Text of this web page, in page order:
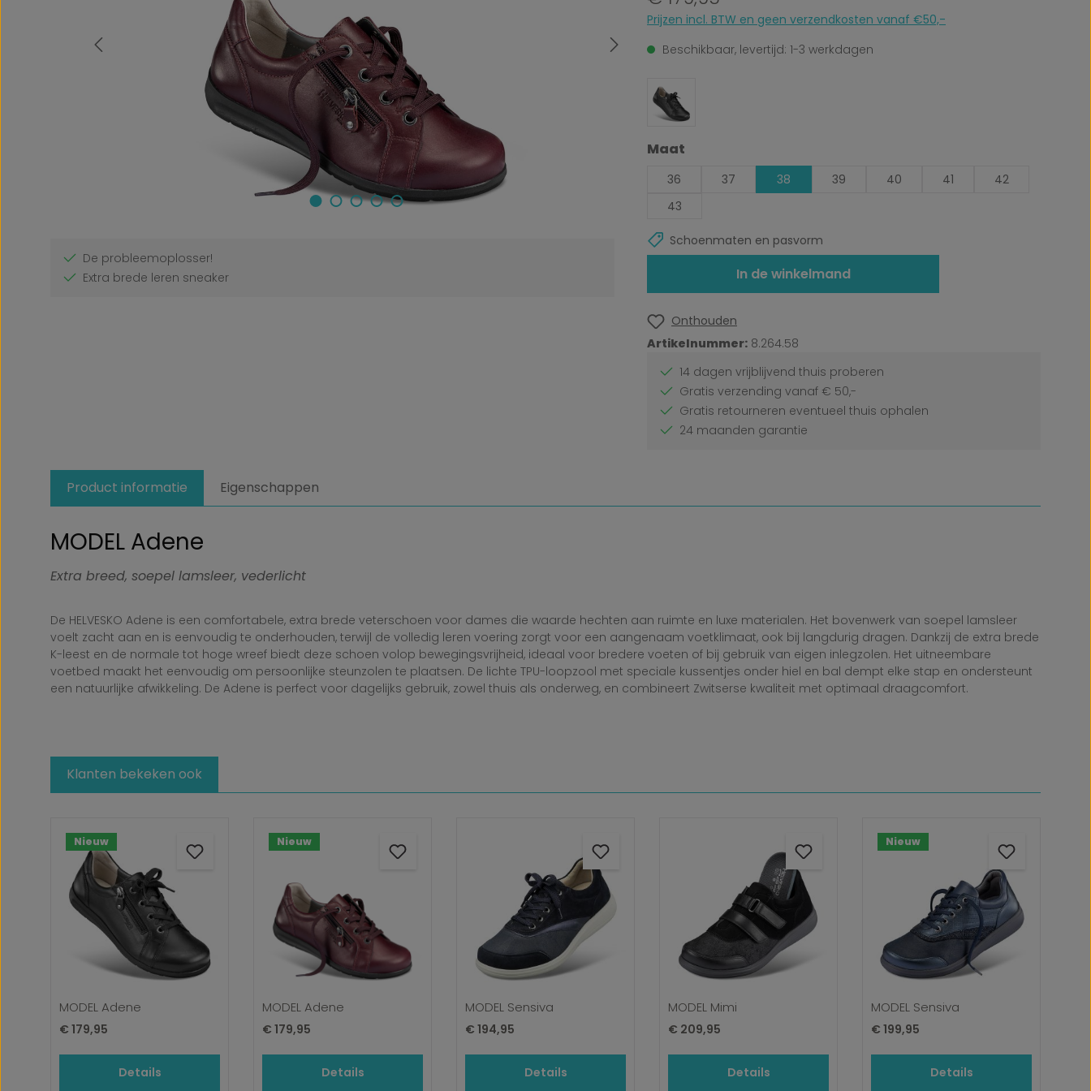
De probleemoplosser!
Extra brede leren sneaker
Prijzen incl. BTW en geen verzendkosten vanaf €50,-
Beschikbaar, levertijd: 1-3 werkdagen
Selecteer
Maat
36 37 38 39 40 41
42
43
Schoenmaten en pasvorm
In de winkelmand
Onthouden
Artikelnummer: 8.264.58
14 dagen vrijblijvend thuis proberen
Gratis verzending vanaf € 50,-
Gratis retourneren eventueel thuis ophalen
24 maanden garantie
Product informatie Eigenschappen
MODEL Adene
Extra breed, soepel lamsleer, vederlicht
De HELVESKO Adene is een comfortabele, extra brede veterschoen voor dames die waarde hechten aan ruimte en luxe materialen. Het bovenwerk van soepel lamsleer
voelt zacht aan en is eenvoudig te onderhouden, terwijl de volledig leren voering zorgt voor een aangenaam voetklimaat, ook bij langdurig dragen. Dankzij de extra brede
K-leest en de normale tot hoge wreef biedt deze schoen volop bewegingsvrijheid, ideaal voor bredere voeten of bij gebruik van eigen inlegzolen. Het uitneembare
voetbed maakt het eenvoudig om persoonlijke steunzolen te plaatsen. De lichte TPU-loopzool met speciale kussentjes onder hiel en bal dempt elke stap en ondersteunt
een natuurlijke afwikkeling. De Adene is perfect voor dagelijks gebruik, zowel thuis als onderweg, en combineert Zwitserse kwaliteit met optimaal draagcomfort.
Klanten bekeken ook
Nieuw
MODEL Adene
Normale prijs:
€ 179,95
Details
Nieuw
MODEL Adene
Normale prijs:
€ 179,95
Details
MODEL Sensiva
Normale prijs:
€ 194,95
Details
MODEL Mimi
Normale prijs:
€ 209,95
Details
Nieuw
MODEL Sensiva
Normale prijs:
€ 199,95
Details